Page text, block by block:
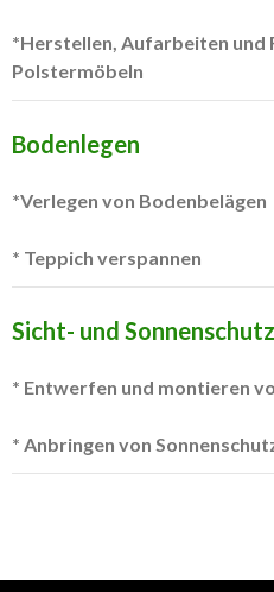
*Herstellen, Aufarbeiten und
Polstermöbeln
Bodenlegen
*Verlegen von Bodenbelägen
* Teppich verspannen
Sicht- und Sonnenschutz
* Entwerfen und montieren
* Anbringen von